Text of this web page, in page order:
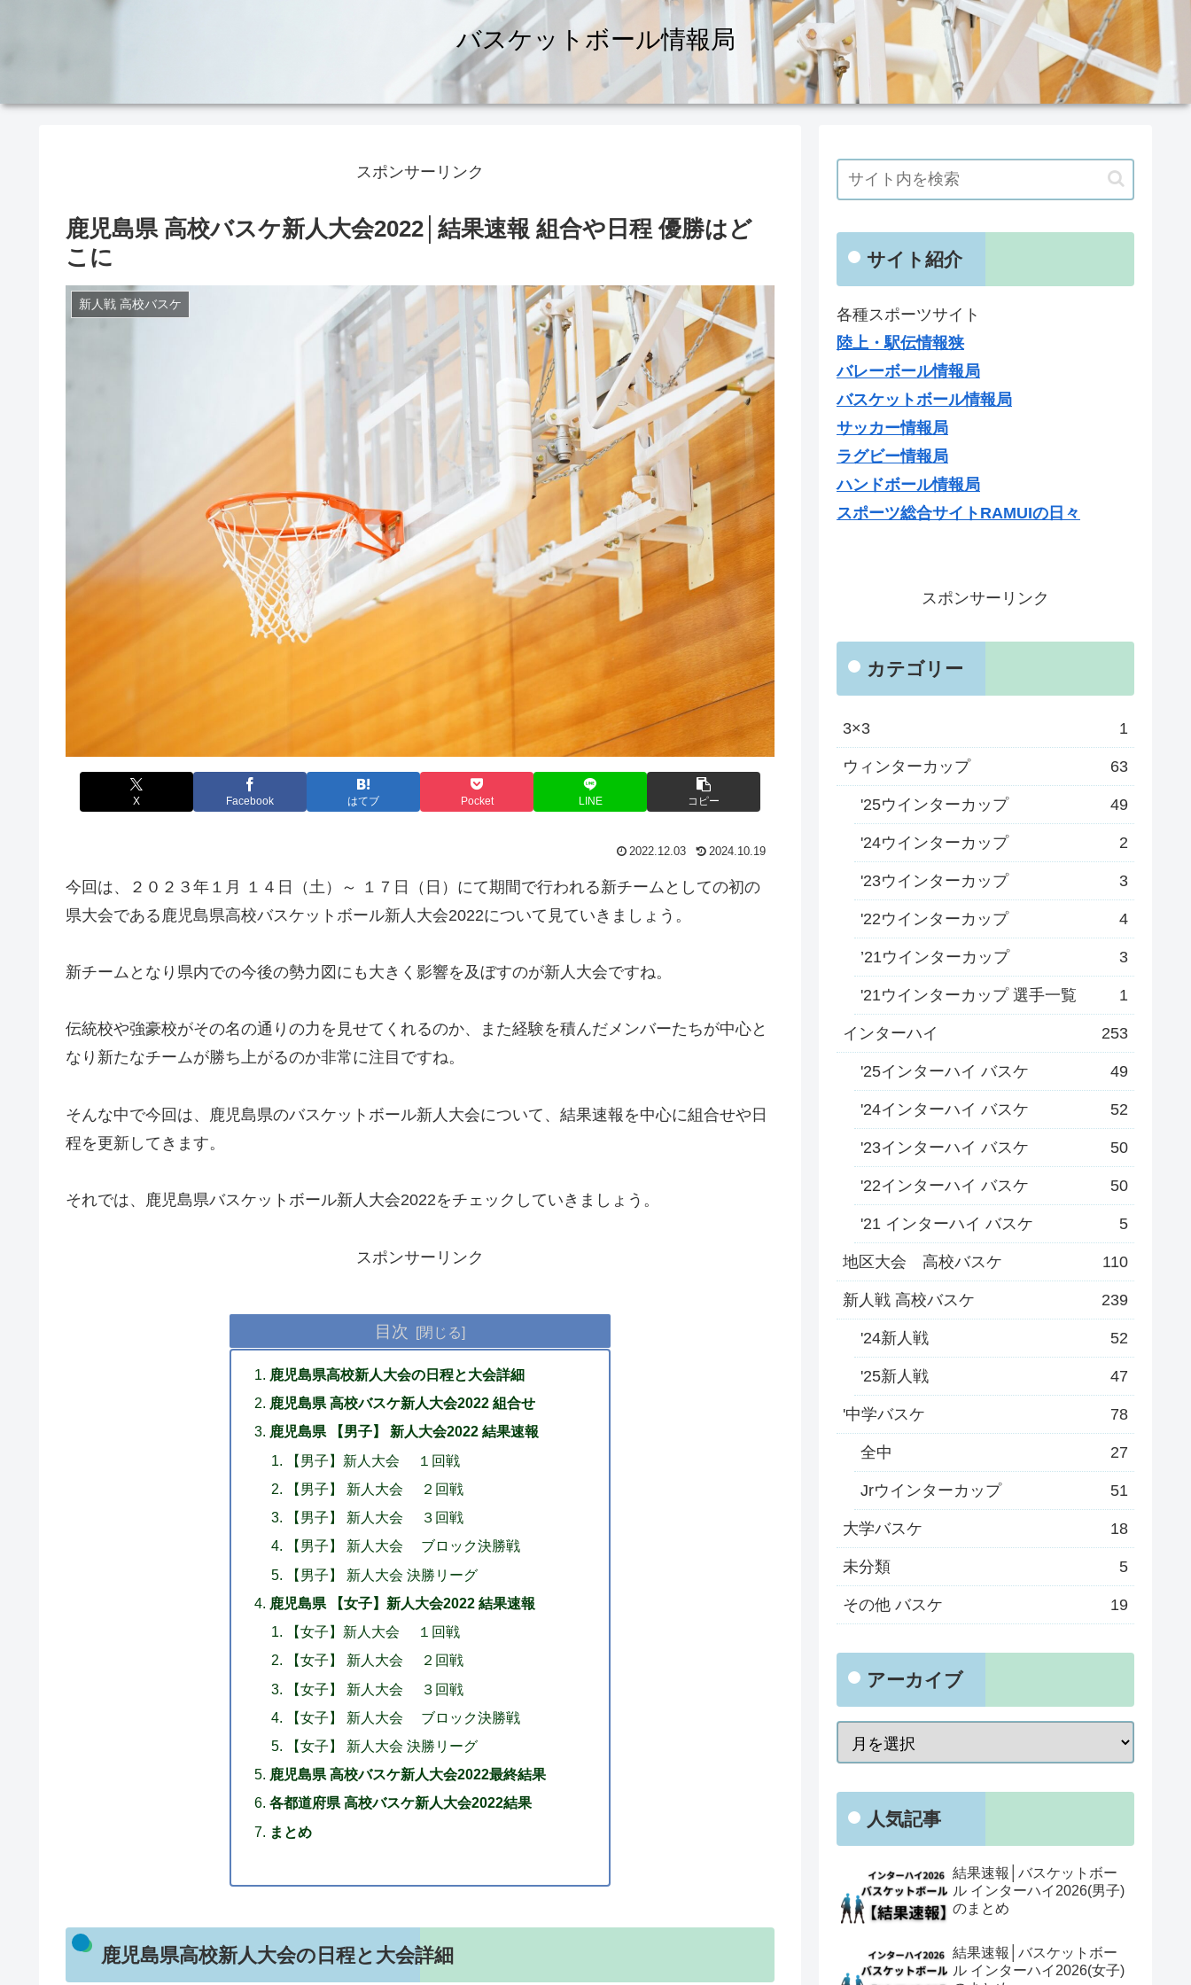
バスケットボール情報局
スポンサーリンク
鹿児島県 高校バスケ新人大会2022│結果速報 組合や日程 優勝はど
こに
新人戦 高校バスケ
X Facebook はてブ Pocket LINE コピー
2022.12.03 2024.10.19
今回は、２０２３年１月 １４日（土）～ １７日（日）にて期間で行われる新チームとしての初の
県大会である鹿児島県高校バスケットボール新人大会2022について見ていきましょう。
新チームとなり県内での今後の勢力図にも大きく影響を及ぼすのが新人大会ですね。
伝統校や強豪校がその名の通りの力を見せてくれるのか、また経験を積んだメンバーたちが中心と
なり新たなチームが勝ち上がるのか非常に注目ですね。
そんな中で今回は、鹿児島県のバスケットボール新人大会について、結果速報を中心に組合せや日
程を更新してきます。
それでは、鹿児島県バスケットボール新人大会2022をチェックしていきましょう。
スポンサーリンク
目次
鹿児島県高校新人大会の日程と大会詳細
鹿児島県 高校バスケ新人大会2022 組合せ
鹿児島県 【男子】 新人大会2022 結果速報
【男子】新人大会 １回戦
【男子】 新人大会 ２回戦
【男子】 新人大会 ３回戦
【男子】 新人大会 ブロック決勝戦
【男子】 新人大会 決勝リーグ
鹿児島県 【女子】新人大会2022 結果速報
【女子】新人大会 １回戦
【女子】 新人大会 ２回戦
【女子】 新人大会 ３回戦
【女子】 新人大会 ブロック決勝戦
【女子】 新人大会 決勝リーグ
鹿児島県 高校バスケ新人大会2022最終結果
各都道府県 高校バスケ新人大会2022結果
まとめ
鹿児島県高校新人大会の日程と大会詳細
サイト紹介
各種スポーツサイト
陸上・駅伝情報狭
バレーボール情報局
バスケットボール情報局
サッカー情報局
ラグビー情報局
ハンドボール情報局
スポーツ総合サイトRAMUIの日々
スポンサーリンク
カテゴリー
3×3 1
ウィンターカップ 63
'25ウインターカップ 49
'24ウインターカップ 2
'23ウインターカップ 3
'22ウインターカップ 4
’21ウインターカップ 3
'21ウインターカップ 選手一覧 1
インターハイ 253
'25インターハイ バスケ 49
'24インターハイ バスケ 52
'23インターハイ バスケ 50
'22インターハイ バスケ 50
'21 インターハイ バスケ 5
地区大会 高校バスケ 110
新人戦 高校バスケ 239
'24新人戦 52
'25新人戦 47
'中学バスケ 78
全中 27
Jrウインターカップ 51
大学バスケ 18
未分類 5
その他 バスケ 19
アーカイブ
人気記事
結果速報│バスケットボー
ル インターハイ2026(男子)
のまとめ
結果速報│バスケットボー
ル インターハイ2026(女子)